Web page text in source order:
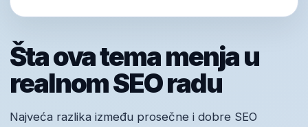
Šta ova tema menja u
realnom SEO radu
Najveća razlika između prosečne i dobre SEO